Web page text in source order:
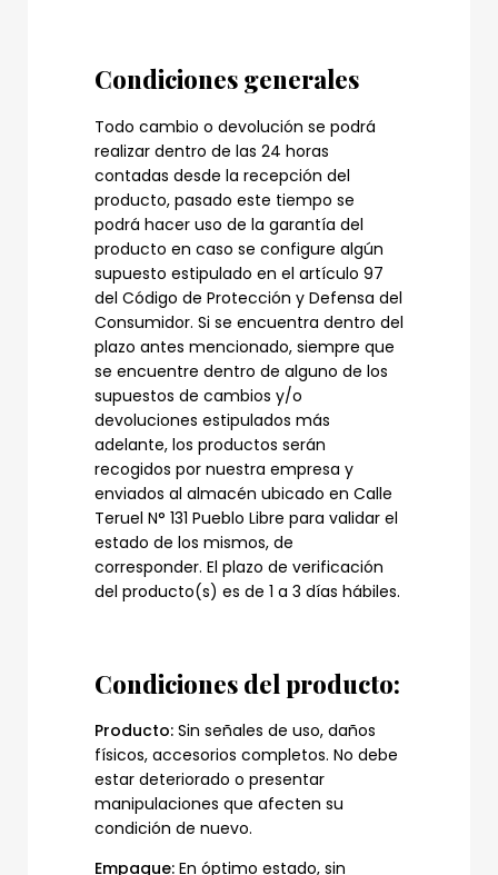
Condiciones generales
Todo cambio o devolución se podrá
realizar dentro de las 24 horas
contadas desde la recepción del
producto, pasado este tiempo se
podrá hacer uso de la garantía del
producto en caso se configure algún
supuesto estipulado en el artículo 97
del Código de Protección y Defensa del
Consumidor. Si se encuentra dentro del
plazo antes mencionado, siempre que
se encuentre dentro de alguno de los
supuestos de cambios y/o
devoluciones estipulados más
adelante, los productos serán
recogidos por nuestra empresa y
enviados al almacén ubicado en Calle
Teruel N° 131 Pueblo Libre para validar el
estado de los mismos, de
corresponder. El plazo de verificación
del producto(s) es de 1 a 3 días hábiles.
Condiciones del producto:
Producto: Sin señales de uso, daños
físicos, accesorios completos. No debe
estar deteriorado o presentar
manipulaciones que afecten su
condición de nuevo.
Empaque: En óptimo estado, sin